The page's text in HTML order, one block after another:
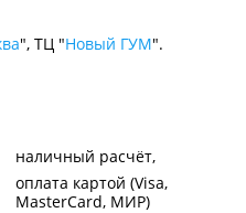
", ТЦ "Новый ГУМ".
наличный расчёт
оплата картой (Visa,
MasterCard, МИР)